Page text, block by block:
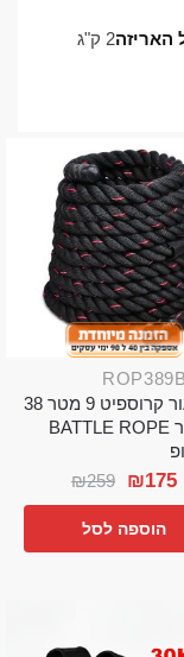
האריזה2 ק"ג
חבל ניעור קרוספיט 9 מטר 38
ממ שחור BATTLE ROPE
₪259 ₪175
הוספה לסל